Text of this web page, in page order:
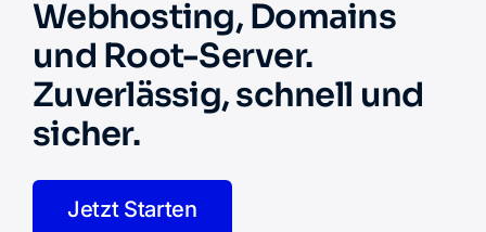
Webhosting, Domains
und Root-Server.
Zuverlässig, schnell und
sicher.
Jetzt Starten